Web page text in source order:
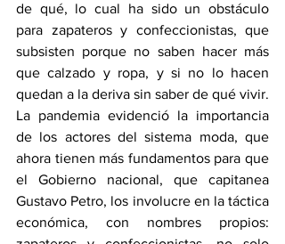
de qué, lo cual ha sido un obstáculo
para zapateros y confeccionistas, que
subsisten porque no saben hacer más
que calzado y ropa, y si no lo hacen
quedan a la deriva sin saber de qué vivir.
La pandemia evidenció la importancia
de los actores del sistema moda, que
ahora tienen más fundamentos para que
el Gobierno nacional, que capitanea
Gustavo Petro, los involucre en la táctica
económica, con nombres propios: